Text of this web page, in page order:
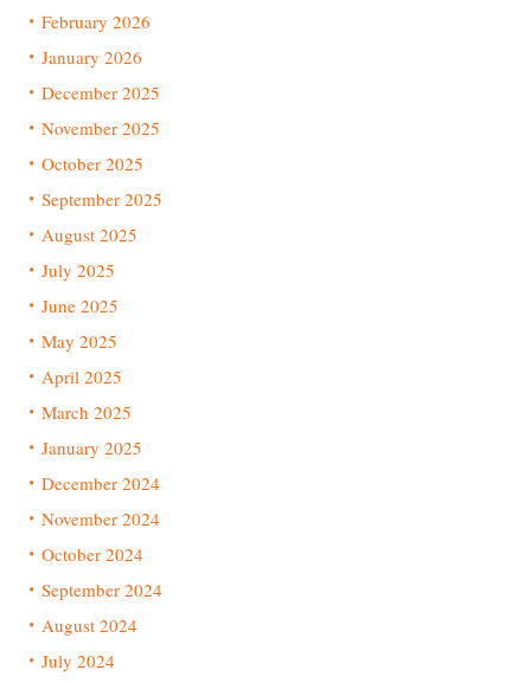
February 2026
January 2026
December 2025
November 2025
October 2025
September 2025
August 2025
July 2025
June 2025
May 2025
April 2025
March 2025
January 2025
December 2024
November 2024
October 2024
September 2024
August 2024
July 2024